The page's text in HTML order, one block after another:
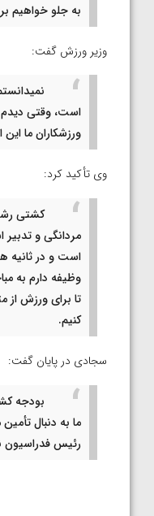
به جلو خواهیم
وزیر ورزش گفت:
است، وقتی
ورزشکاران ما
وی تأکید کرد:
کشتی
مردانگی و
است و در ثانیه
وظیفه دارم به
تا برای ورزش
کنیم.
سجادی در پایان گفت:
بودجه
ما به دنبال
رئیس فدراسیون